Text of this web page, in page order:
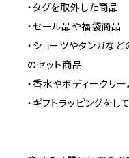
・タグを取外した商品
・セール品や福袋商品
・ショーツやタンガな
のセット商品
・香水やボディークリ
・ギフトラッピングをし